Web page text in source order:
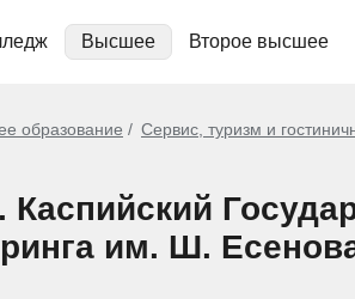
Высшее Второе высшее
образование Сервис, туризм и
Каспийский
им. Ш.